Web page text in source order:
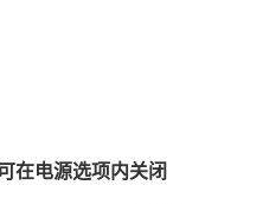
在电源选项内关闭